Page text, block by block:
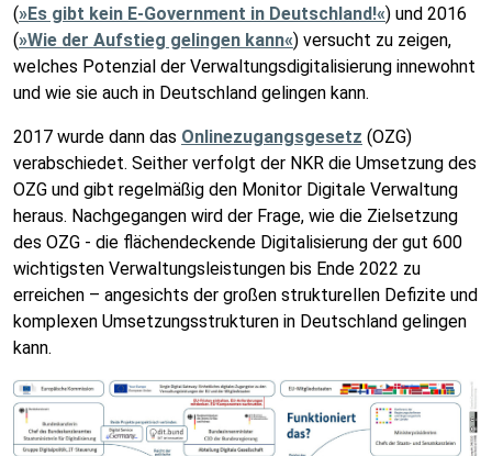
(»Es gibt kein E-Government in Deutschland!«) und 2016
(»Wie der Aufstieg gelingen kann«) versucht zu zeigen,
welches Potenzial der Verwaltungsdigitalisierung innewohnt
und wie sie auch in Deutschland gelingen kann.
2017 wurde dann das Onlinezugangsgesetz (OZG)
verabschiedet. Seither verfolgt der NKR die Umsetzung des
OZG und gibt regelmäßig den Monitor Digitale Verwaltung
heraus. Nachgegangen wird der Frage, wie die Zielsetzung
des OZG - die flächendeckende Digitalisierung der gut 600
wichtigsten Verwaltungsleistungen bis Ende 2022 zu
erreichen – angesichts der großen strukturellen Defizite und
komplexen Umsetzungsstrukturen in Deutschland gelingen
kann.